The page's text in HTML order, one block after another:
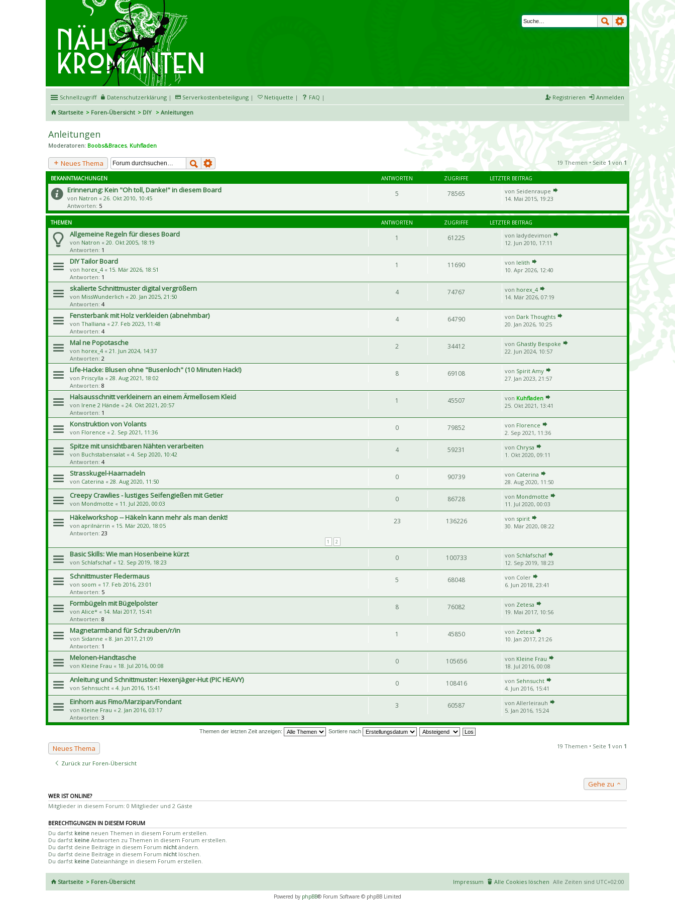
Schnellzugriff Datenschutzerklärung | Serverkostenbeteiligung | Netiquette | FAQ | Anmelden
Registrieren
Startseite
Foren-Übersicht DIY Anleitungen
Anleitungen
Moderatoren: Boobs&Braces, Kuhfladen
Neues Thema 19 Themen • Seite 1 von 1
BEKANNTMACHUNGEN ANTWORTEN ZUGRIFFE LETZTER BEITRAG
Erinnerung: Kein "Oh toll, Danke!" in diesem Board
von Natron « 26. Okt 2010, 10:45
Antworten: 5
5 78565 von Seidenraupe
14. Mai 2015, 19:23
THEMEN ANTWORTEN ZUGRIFFE LETZTER BEITRAG
Allgemeine Regeln für dieses Board
von Natron « 20. Okt 2005, 18:19
Antworten: 1
1 61225 von ladydevimon
12. Jun 2010, 17:11
DIY Tailor Board
von horex_4 « 15. Mär 2026, 18:51
Antworten: 1
1 11690 von lelith
10. Apr 2026, 12:40
skalierte Schnittmuster digital vergrößern
von MissWunderlich « 20. Jan 2025, 21:50
Antworten: 4
4 74767 von horex_4
14. Mär 2026, 07:19
Fensterbank mit Holz verkleiden (abnehmbar)
von Thalliana « 27. Feb 2023, 11:48
Antworten: 4
4 64790 von Dark Thoughts
20. Jan 2026, 10:25
Mal ne Popotasche
von horex_4 « 21. Jun 2024, 14:37
Antworten: 2
2 34412 von Ghastly Bespoke
22. Jun 2024, 10:57
Life-Hacke: Blusen ohne "Busenloch" (10 Minuten Hack!)
von Priscylla « 28. Aug 2021, 18:02
Antworten: 8
8 69108 von Spirit Amy
27. Jan 2023, 21:57
Halsausschnitt verkleinern an einem Ärmellosem Kleid
von Irene 2 Hände « 24. Okt 2021, 20:57
Antworten: 1
1 45507 von Kuhfladen
25. Okt 2021, 13:41
Konstruktion von Volants
von Florence « 2. Sep 2021, 11:36
0 79852 von Florence
2. Sep 2021, 11:36
Spitze mit unsichtbaren Nähten verarbeiten
von Buchstabensalat « 4. Sep 2020, 10:42
Antworten: 4
4 59231 von Chrysa
1. Okt 2020, 09:11
Strasskugel-Haarnadeln
von Caterina « 28. Aug 2020, 11:50
0 90739 von Caterina
28. Aug 2020, 11:50
Creepy Crawlies - lustiges Seifengießen mit Getier
von Mondmotte « 11. Jul 2020, 00:03
0 86728 von Mondmotte
11. Jul 2020, 00:03
Häkelworkshop -- Häkeln kann mehr als man denkt!
von aprilnärrin « 15. Mär 2020, 18:05
Antworten: 23
1 2
23 136226 von spirit
30. Mär 2020, 08:22
Basic Skills: Wie man Hosenbeine kürzt
von Schlafschaf « 12. Sep 2019, 18:23
0 100733 von Schlafschaf
12. Sep 2019, 18:23
Schnittmuster Fledermaus
von soom « 17. Feb 2016, 23:01
Antworten: 5
5 68048 von Coler
6. Jun 2018, 23:41
Formbügeln mit Bügelpolster
von Alice* « 14. Mai 2017, 15:41
Antworten: 8
8 76082 von Zetesa
19. Mai 2017, 10:56
Magnetarmband für Schrauben/r/in
von Sidanne « 8. Jan 2017, 21:09
Antworten: 1
1 45850 von Zetesa
10. Jan 2017, 21:26
Melonen-Handtasche
von Kleine Frau « 18. Jul 2016, 00:08
0 105656 von Kleine Frau
18. Jul 2016, 00:08
Anleitung und Schnittmuster: Hexenjäger-Hut (PIC HEAVY)
von Sehnsucht « 4. Jun 2016, 15:41
0 108416 von Sehnsucht
4. Jun 2016, 15:41
Einhorn aus Fimo/Marzipan/Fondant
von Kleine Frau « 2. Jan 2016, 03:17
Antworten: 3
3 60587 von Allerleirauh
5. Jan 2016, 15:24
Themen der letzten Zeit anzeigen: Sortiere nach
Neues Thema 19 Themen • Seite 1 von 1
Zurück zur Foren-Übersicht
Gehe zu
WER IST ONLINE?
Mitglieder in diesem Forum: 0 Mitglieder und 2 Gäste
BERECHTIGUNGEN IN DIESEM FORUM
Du darfst keine neuen Themen in diesem Forum erstellen.
Du darfst keine Antworten zu Themen in diesem Forum erstellen.
Du darfst deine Beiträge in diesem Forum nicht ändern.
Du darfst deine Beiträge in diesem Forum nicht löschen.
Du darfst keine Dateianhänge in diesem Forum erstellen.
Startseite Foren-Übersicht Alle Zeiten sind UTC+02:00
Alle Cookies löschen
Impressum
Powered by phpBB® Forum Software © phpBB Limited